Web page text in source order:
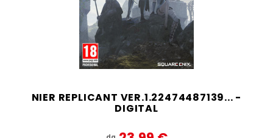
NIER REPLICANT VER.1.22474487139... -
DIGITAL